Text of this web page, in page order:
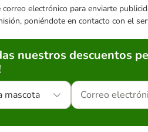
electrónico para enviarte
poniéndote en contacto con el
nuestros descuentos
mascota